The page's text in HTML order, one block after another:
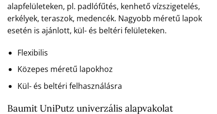
alapfelületeken, pl. padlófűtés, kenhető vízszigetelés,
erkélyek, teraszok, medencék. Nagyobb méretű lapok
esetén is ajánlott, kül- és beltéri felületeken.
Flexibilis
Közepes méretű lapokhoz
Kül- és beltéri felhasználásra
Baumit UniPutz univerzális alapvakolat